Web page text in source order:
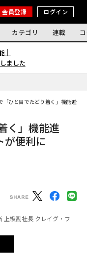
会員登録 ログイン
カテゴリ 連載
｜
ました
「ひと目でたどり着く」機能進化
く」機能進
便利に
上級副社長 クレイグ・フ